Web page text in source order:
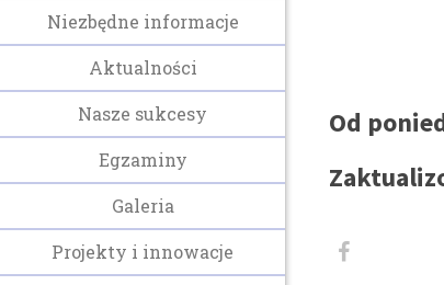
Niezbędne informacje
Aktualności
Nasze sukcesy
Egzaminy
Galeria
Projekty i innowacje
Od